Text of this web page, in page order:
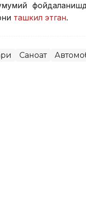
ташкил этган.
Саноат